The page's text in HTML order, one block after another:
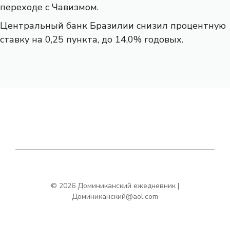
переходе с Чавизмом.
Центральный банк Бразилии снизил процентную
ставку на 0,25 пункта, до 14,0% годовых.
© 2026 Доминиканский ежедневник |
Доминиканский@aol.com